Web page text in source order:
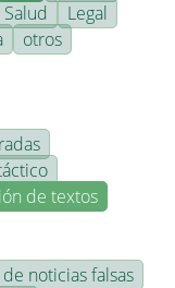
Salud
Legal
otros
de textos
noticias falsas